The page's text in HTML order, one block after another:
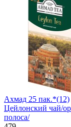
Ахмад 25 пак.*(12)
Цейлонский чай/
полоса/